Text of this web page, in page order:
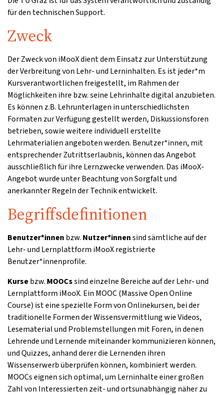
für den technischen Support.
Zweck
Der Zweck von iMooX dient dem Einsatz zur Unterstützung
der Verbreitung von Lehr- und Lerninhalten. Es ist jeder*m
Kursverantwortlichen freigestellt, im Rahmen der
Möglichkeiten ihre bzw. seine Lehrinhalte digital anzubieten.
Es können z.B. Lehrunterlagen in unterschiedlichsten
Formaten zur Verfügung gestellt werden, Diskussionsforen
betrieben, sowie weitere individuell erstellte
Lehrmaterialien angeboten werden. Benutzer*innen, mit
entsprechender Zutrittserlaubnis, können das Angebot
ausschließlich für ihre Lernzwecke verwenden. Das iMooX-
Angebot wurde unter Beachtung von Sorgfalt und
anerkannter Regeln der Technik entwickelt.
Begriffsdefinitionen
Benutzer*innen bzw. Nutzer*innensind sämtliche auf der
Lehr- und Lernplattform iMooX registrierte
Benutzer*innenprofile.
Kursebzw. MOOCssind einzelne Bereiche auf der Lehr- und
Lernplattform iMooX. Ein MOOC (Massive Open Online
Course) ist eine spezielle Form von Onlinekursen, bei der
traditionelle Formen der Wissensvermittlung wie Videos,
Lesematerial und Problemstellungen mit Foren, in denen
Lehrende und Lernende miteinander kommunizieren können,
und Quizzes, anhand derer die Lernenden ihren
Wissenserwerb überprüfen können, kombiniert werden.
MOOCs eignen sich optimal, um Lerninhalte einer großen
Zahl von Interessierten zeit- und ortsunabhängig näher zu